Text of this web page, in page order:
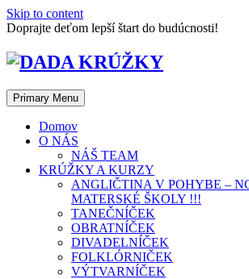
Skip to content
Doprajte deťom lepší štart do budúcnosti!
Primary Menu
Domov
O NÁS
NÁŠ TEAM
KRÚŽKY A KURZY
ANGLIČTINA V POHYBE –
MATERSKÉ ŠKOLY !!!
TANEČNÍČEK
OBRATNÍČEK
DIVADELNÍČEK
FOLKLÓRNIČEK
VÝTVARNÍČEK